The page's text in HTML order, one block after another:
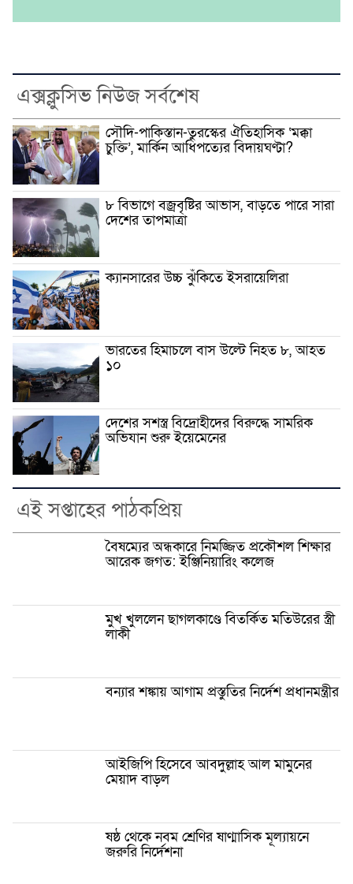
এক্সক্লুসিভ নিউজ সর্বশেষ
সৌদি-পাকিস্তান-তুরস্কের ঐতিহাসিক ‘মক্কা
চুক্তি’, মার্কিন আধিপত্যের বিদায়ঘণ্টা?
৮ বিভাগে বজ্রবৃষ্টির আভাস, বাড়তে পারে সারা
দেশের তাপমাত্রা
ক্যানসারের উচ্চ ঝুঁকিতে ইসরায়েলিরা
ভারতের হিমাচলে বাস উল্টে নিহত ৮, আহত
১০
দেশের সশস্ত্র বিদ্রোহীদের বিরুদ্ধে সামরিক
অভিযান শুরু ইয়েমেনের
এই সপ্তাহের পাঠকপ্রিয়
বৈষম্যের অন্ধকারে নিমজ্জিত প্রকৌশল শিক্ষার
আরেক জগত: ইঞ্জিনিয়ারিং কলেজ
মুখ খুললেন ছাগলকাণ্ডে বিতর্কিত মতিউরের স্ত্রী
লাকী
বন্যার শঙ্কায় আগাম প্রস্তুতির নির্দেশ প্রধানমন্ত্রীর
আইজিপি হিসেবে আবদুল্লাহ আল মামুনের
মেয়াদ বাড়ল
ষষ্ঠ থেকে নবম শ্রেণির ষাণ্মাসিক মূল্যায়নে
জরুরি নির্দেশনা